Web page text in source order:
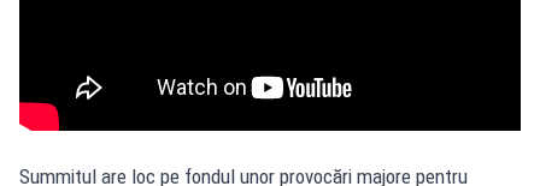
Summitul are loc pe fondul unor provocări majore pentru